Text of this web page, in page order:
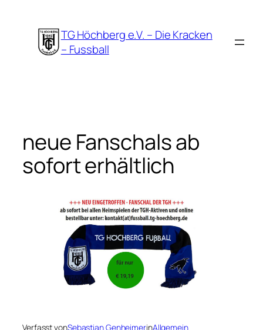
springen
TG Höchberg e.V. – Die Kracken
– Fussball
neue Fanschals ab
sofort erhältlich
Verfasst vonSebastian GenheimerinAllgemein